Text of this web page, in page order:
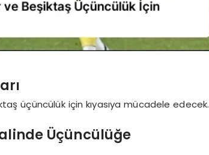
üçüncülük için kıyasıya mücadele edecek.
Üçüncülüğe